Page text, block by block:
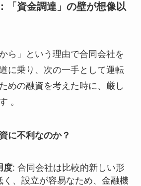
「資金調達」の壁が想像以
ら」という理由で合同会社を
に乗り、次の一手として運転
めの融資を考えた時に、厳し
。
に不利なのか？
度: 合同会社は比較的新しい形
く、設立が容易なため、金融機